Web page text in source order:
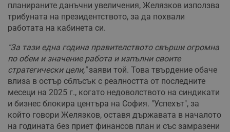
планираните данъчни увеличения, Желязков използва
трибуната на президентството, за да похвали
работата на кабинета си.
"За тази една година правителството свърши огромна
по обем и значение работа и изпълни своите
стратегически цели,"заяви той. Това твърдение обаче
влиза в остър сблъсък с реалността от последните
месеци на 2025 г., когато недоволството на синдикати
и бизнес блокира центъра на София. "Успехът", за
който говори Желязков, оставя държавата в началото
на годината без приет финансов план и със замразени